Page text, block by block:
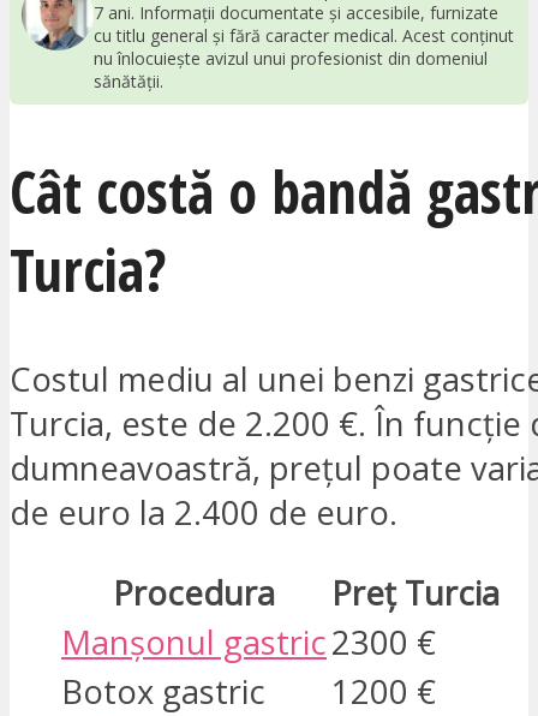
7 ani. Informații documentate și accesibile, furnizate
cu titlu general și fără caracter medical. Acest conținut
nu înlocuiește avizul unui profesionist din domeniul
sănătății.
Cât costă o bandă
Turcia?
Costul mediu al unei benzi
Turcia, este de 2.200 €. În funcție
dumneavoastră, prețul poate
de euro la 2.400 de euro.
Procedura
Preț Turcia
Manșonul gastric2300 €
Botox gastric
1200 €